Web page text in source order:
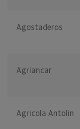
Agostaderos
Agriancar
Agricola Antolin